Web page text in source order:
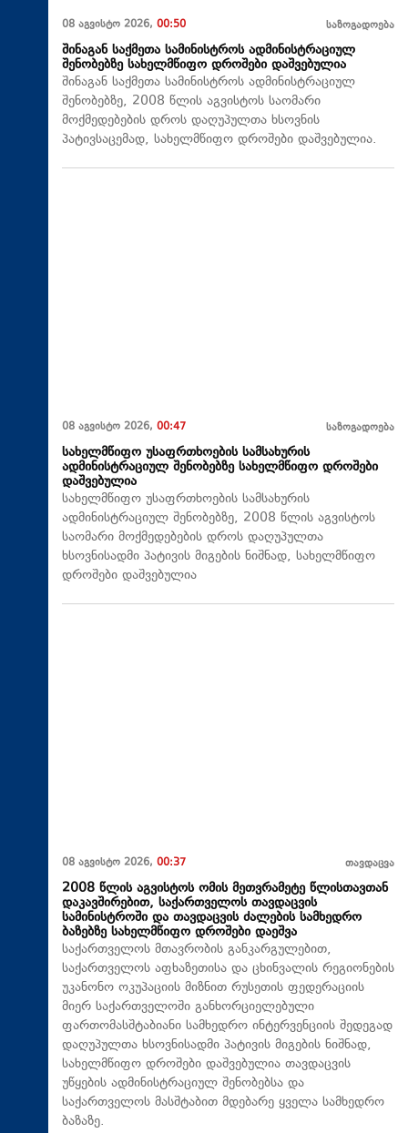
08 აგვისტო 2026, 00:50 საზოგადოება
შინაგან საქმეთა სამინისტროს ადმინისტრაციულ
შენობებზე სახელმწიფო დროშები დაშვებულია
შინაგან საქმეთა სამინისტროს ადმინისტრაციულ
შენობებზე, 2008 წლის აგვისტოს საომარი
მოქმედებების დროს დაღუპულთა ხსოვნის
პატივსაცემად, სახელმწიფო დროშები დაშვებულია.
08 აგვისტო 2026, 00:47 საზოგადოება
სახელმწიფო უსაფრთხოების სამსახურის
ადმინისტრაციულ შენობებზე სახელმწიფო დროშები
დაშვებულია
სახელმწიფო უსაფრთხოების სამსახურის
ადმინისტრაციულ შენობებზე, 2008 წლის აგვისტოს
საომარი მოქმედებების დროს დაღუპულთა
ხსოვნისადმი პატივის მიგების ნიშნად, სახელმწიფო
დროშები დაშვებულია
08 აგვისტო 2026, 00:37 თავდაცვა
2008 წლის აგვისტოს ომის მეთვრამეტე წლისთავთან
დაკავშირებით, საქართველოს თავდაცვის
სამინისტროში და თავდაცვის ძალების სამხედრო
ბაზებზე სახელმწიფო დროშები დაეშვა
საქართველოს მთავრობის განკარგულებით,
საქართველოს აფხაზეთისა და ცხინვალის რეგიონების
უკანონო ოკუპაციის მიზნით რუსეთის ფედერაციის
მიერ საქართველოში განხორციელებული
ფართომასშტაბიანი სამხედრო ინტერვენციის შედეგად
დაღუპულთა ხსოვნისადმი პატივის მიგების ნიშნად,
სახელმწიფო დროშები დაშვებულია თავდაცვის
უწყების ადმინისტრაციულ შენობებსა და
საქართველოს მასშტაბით მდებარე ყველა სამხედრო
ბაზაზე.